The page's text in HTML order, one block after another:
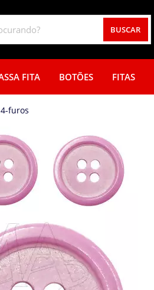
BUSCAR
FITA BOTÕES FITAS
4-furos